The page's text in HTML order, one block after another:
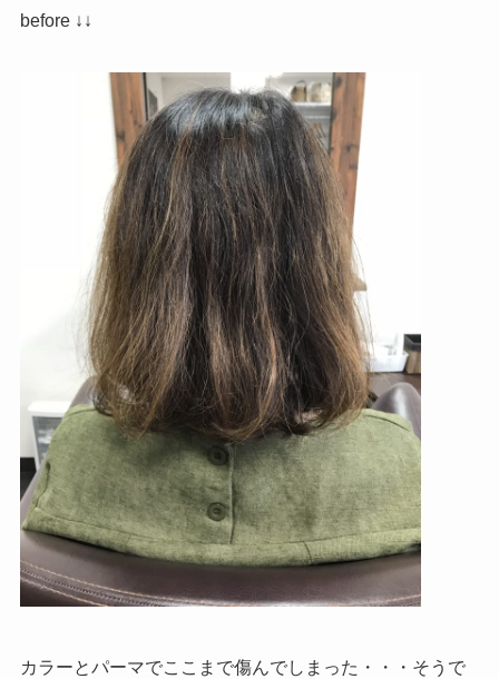
before ↓↓
カラーとパーマでここまで傷んでしまった・・・そうで